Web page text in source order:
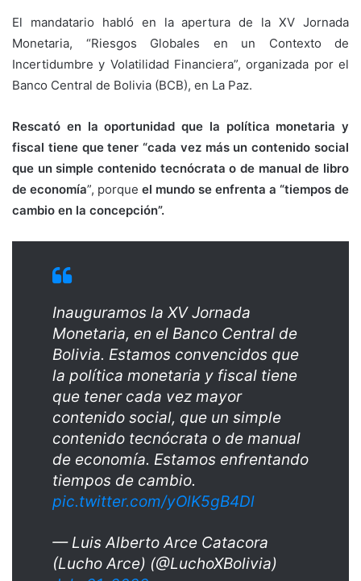
El mandatario habló en la apertura de la XV Jornada
Monetaria, “Riesgos Globales en un Contexto de
Incertidumbre y Volatilidad Financiera”, organizada por el
Banco Central de Bolivia (BCB), en La Paz.
Rescató en la oportunidad que la política monetaria y
fiscal tiene que tener “cada vez más un contenido social
que un simple contenido tecnócrata o de manual de libro
de economía”, porque el mundo se enfrenta a “tiempos de
cambio en la concepción”.
Inauguramos la XV Jornada
Monetaria, en el Banco Central de
Bolivia. Estamos convencidos que
la política monetaria y fiscal tiene
que tener cada vez mayor
contenido social, que un simple
contenido tecnócrata o de manual
de economía. Estamos enfrentando
tiempos de cambio.
pic.twitter.com/yOlK5gB4Dl
— Luis Alberto Arce Catacora
(Lucho Arce) (@LuchoXBolivia)